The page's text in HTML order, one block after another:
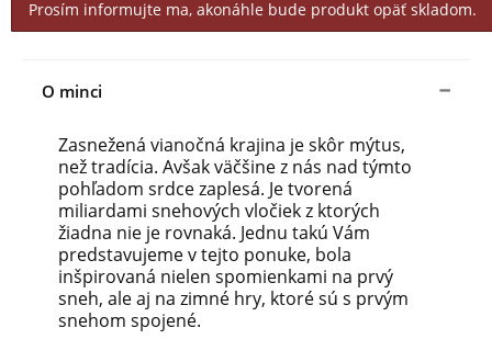
Prosím informujte ma, akonáhle bude produkt opäť skladom.
O minci
Zasnežená vianočná krajina je skôr mýtus,
než tradícia. Avšak väčšine z nás nad týmto
pohľadom srdce zaplesá. Je tvorená
miliardami snehových vločiek z ktorých
žiadna nie je rovnaká. Jednu takú Vám
predstavujeme v tejto ponuke, bola
inšpirovaná nielen spomienkami na prvý
sneh, ale aj na zimné hry, ktoré sú s prvým
snehom spojené.